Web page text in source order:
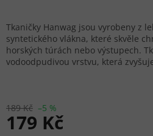
189 Kč –5 %
179 Kč
Tkaničky Hanwag jsou vyrobeny z
syntetického vlákna, které skvěle
horských túrách nebo výstupech.
vodoodpudivou vrstvu, která